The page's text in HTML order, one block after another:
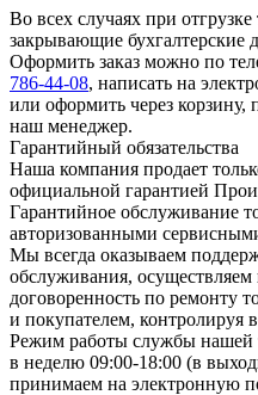
Во всех случаях при
закрывающие бухгалтерские
Оформить заказ можно по
786-44-08, написать на
или оформить через корзину,
наш менеджер.
Гарантийный обязательства
Наша компания продает
официальной гарантией
Гарантийное обслуживание
авторизованными
Мы всегда оказываем
обслуживания,
договоренность по ремонту
и покупателем, контролируя
Режим работы службы нашей
в неделю 09:00-18:00 (в
принимаем на электронную